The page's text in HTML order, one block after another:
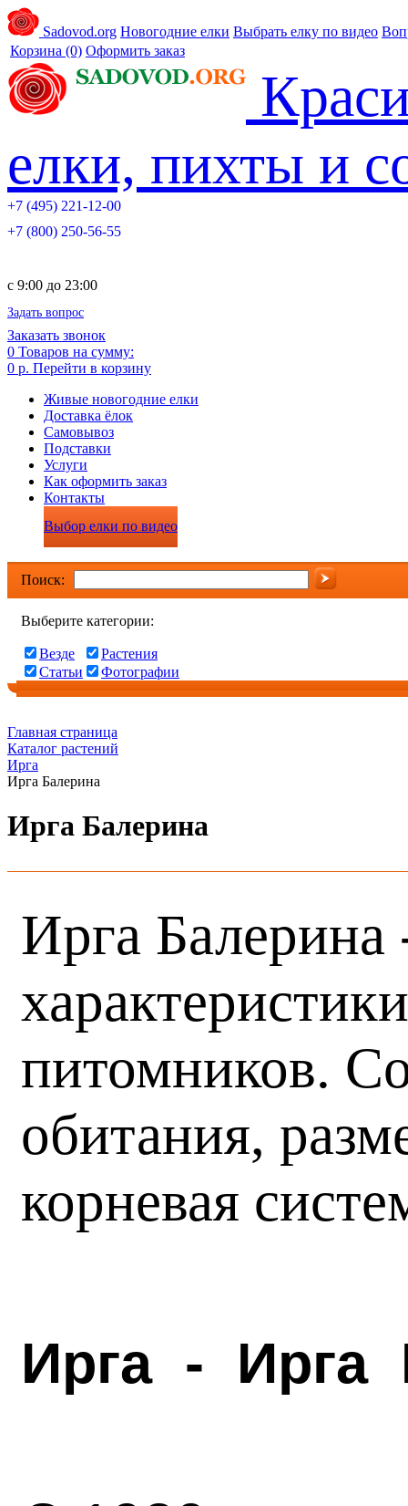
Sadovod.org Новогодние елки Выбрать елку по видео
Корзина (0) Оформить заказ
елки, пихты и
+7 (495) 221-12-00
+7 (800) 250-56-55
c 9:00 до 23:00
Задать вопрос
Заказать звонок
0 Товаров на сумму:
0 р. Перейти в корзину
Живые новогодние елки
Доставка ёлок
Самовывоз
Подставки
Услуги
Как оформить заказ
Контакты
Выбор елки по видео
Поиск:
Выберите категории:
Везде
Растения
Статьи
Фотографии
Главная страница
Каталог растений
Ирга
Ирга Балерина
Ирга Балерина
Ирга Балерина
питомников.
обитания,
корневая
Ирга -